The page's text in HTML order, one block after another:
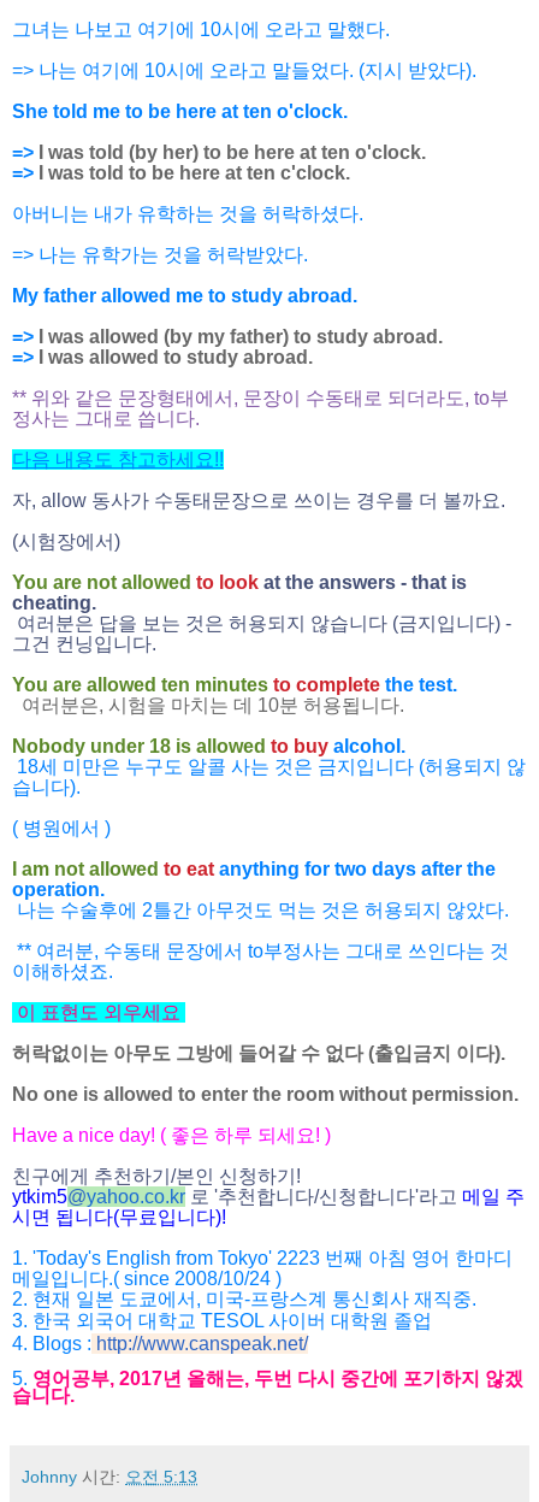
그녀는 나보고 여기에 10시에 오라고 말했다.
=> 나는 여기에 10시에 오라고 말들었다. (지시 받았다).
She told me to be here at ten o'clock.
=>
I was told (by her) to be here at ten o'clock.
=>
I was told to be here at ten c'clock.
아버니는 내가 유학하는 것을 허락하셨다.
=> 나는 유학가는 것을 허락받았다.
My father allowed me to study abroad.
=>
I was allowed (by my father) to study abroad.
=>
I was allowed to study abroad.
** 위와 같은 문장형태에서, 문장이 수동태로 되더라도, to부
정사는 그대로 씁니다.
다음 내용도 참고하세요!!
자, allow 동사가 수동태문장으로 쓰이는 경우를 더 볼까요.
(시험장에서)
You are not allowed to look at the answers - that is
cheating.
여러분은 답을 보는 것은 허용되지 않습니다 (금지입니다) -
그건 컨닝입니다.
You are allowed ten minutes to complete the test.
여러분은, 시험을 마치는 데 10분 허용됩니다.
Nobody under 18 is allowed to buy alcohol.
18세 미만은 누구도 알콜 사는 것은 금지입니다 (허용되지 않
습니다).
( 병원에서 )
I am not allowed to eat anything for two days after the
operation.
나는 수술후에 2틀간 아무것도 먹는 것은 허용되지 않았다.
** 여러분, 수동태 문장에서 to부정사는 그대로 쓰인다는 것
이해하셨죠.
이 표현도 외우세요
허락없이는 아무도 그방에 들어갈 수 없다 (출입금지 이다).
No one is allowed to enter the room without permission.
Have a nice day! ( 좋은 하루 되세요! )
친구에게 추천하기/본인 신청하기!
ytkim5@yahoo.co.kr 로 '추천합니다/신청합니다'라고 메일 주
시면 됩니다(무료입니다)!
1. 'Today's English from Tokyo' 2223 번째 아침 영어 한마디
메일입니다.( since 2008/10/24 )
2. 현재 일본 도쿄에서, 미국-프랑스계 통신회사 재직중.
3. 한국 외국어 대학교 TESOL 사이버 대학원 졸업
4. Blogs : http://www.canspeak.net/
5. 영어공부, 2017년 올해는, 두번 다시 중간에 포기하지 않겠
습니다.
Johnny 시간: 오전 5:13